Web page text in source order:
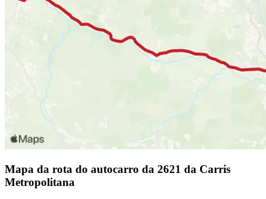
Mapa da rota do autocarro da 2621 da Carris
Metropolitana